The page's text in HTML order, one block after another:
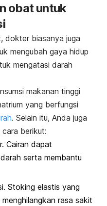
obat untuk
dokter biasanya juga
mengubah gaya hidup
mengatasi darah
makanan tinggi
yang berfungsi
. Selain itu, Anda juga
berikut:
Cairan dapat
serta membantu
Stoking elastis yang
rasa sakit